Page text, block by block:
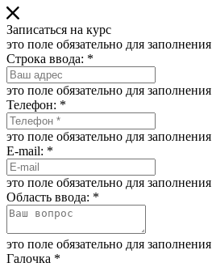
Записаться на курс
это поле обязательно для заполнения
Строка ввода: *
это поле обязательно для заполнения
Телефон: *
это поле обязательно для заполнения
E-mail: *
это поле обязательно для заполнения
Область ввода: *
это поле обязательно для заполнения
Галочка *